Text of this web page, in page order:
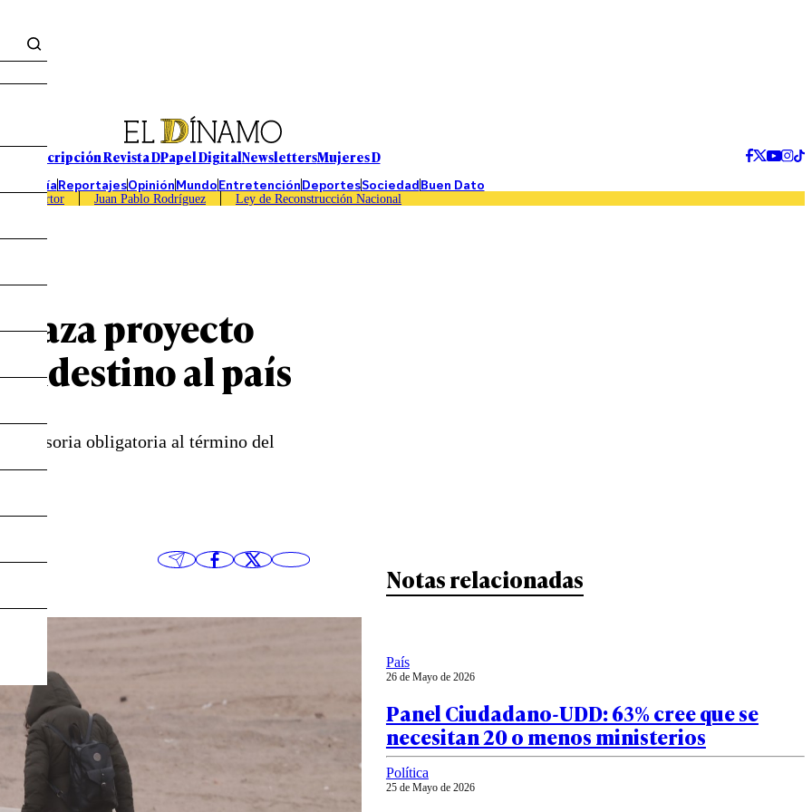
Suscripción Revista DPapel DigitalNewslettersMujeres D
EconomíaReportajesOpiniónMundoEntretenciónDeportesSociedadBuen Dato
Caso Sartor Juan Pablo Rodríguez Ley de Reconstrucción Nacional
proyecto
al país
accesoria obligatoria al término del
Notas relacionadas
País
26 de Mayo de 2026
Panel Ciudadano-UDD: 63% cree que se
necesitan 20 o menos ministerios
Política
25 de Mayo de 2026